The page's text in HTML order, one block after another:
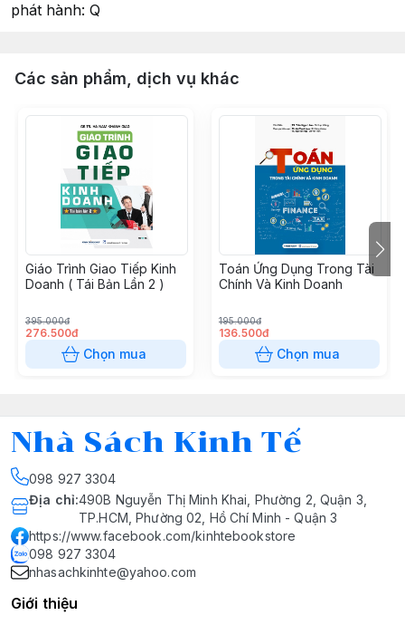
phát hành: Q
Các sản phẩm, dịch vụ khác
Giáo Trình Giao Tiếp Kinh
Doanh ( Tái Bản Lần 2 )
395.000đ
276.500đ
Chọn mua
Toán Ứng Dụng Trong Tài
Chính Và Kinh Doanh
195.000đ
136.500đ
Chọn mua
Nhà Sách Kinh Tế
098 927 3304
Địa chỉ:490B Nguyễn Thị Minh Khai, Phường 2, Quận 3,
TP.HCM, Phường 02, Hồ Chí Minh - Quận 3
https://www.facebook.com/kinhtebookstore
098 927 3304
nhasachkinhte@yahoo.com
Giới thiệu